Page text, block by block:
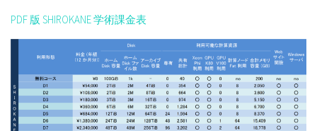
PDF 版 SHIROKANE 学術課金表